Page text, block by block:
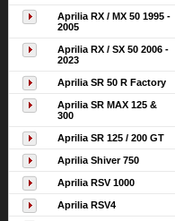
Aprilia RX / MX 50 1995 -
2005
Aprilia RX / SX 50 2006 -
2023
Aprilia SR 50 R Factory
Aprilia SR MAX 125 &
300
Aprilia SR 125 / 200 GT
Aprilia Shiver 750
Aprilia RSV 1000
Aprilia RSV4